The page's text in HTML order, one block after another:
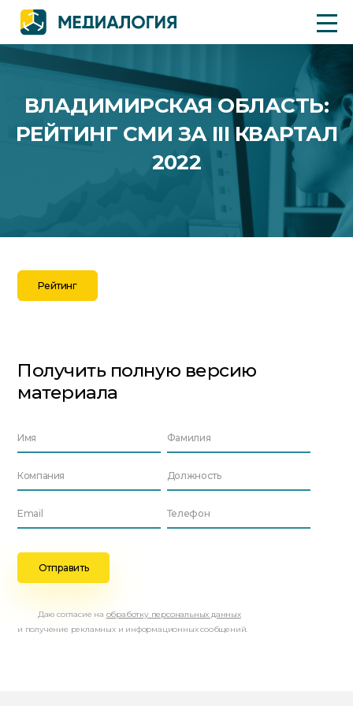
ВЛАДИМИРСКАЯ ОБЛАСТЬ:
РЕЙТИНГ СМИ ЗА III КВАРТАЛ
2022
Рейтинг
Получить полную версию
материала
Даю согласие на обработку персональных данных
и получение рекламных и информационных сообщений.